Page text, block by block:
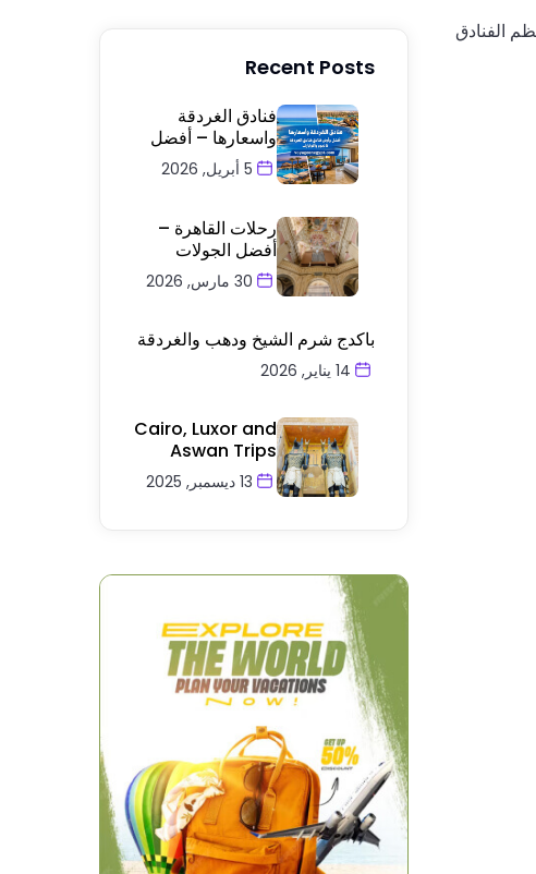
الفنادق
Recent Posts
فنادق الغردقة
واسعارها – أفضل
5 أبريل, 2026
رحلات القاهرة –
أفضل الجولات
30 مارس, 2026
باكدج شرم الشيخ ودهب والغردقة
Cairo, Luxor and
Aswan Trips
13 ديسمبر, 2025